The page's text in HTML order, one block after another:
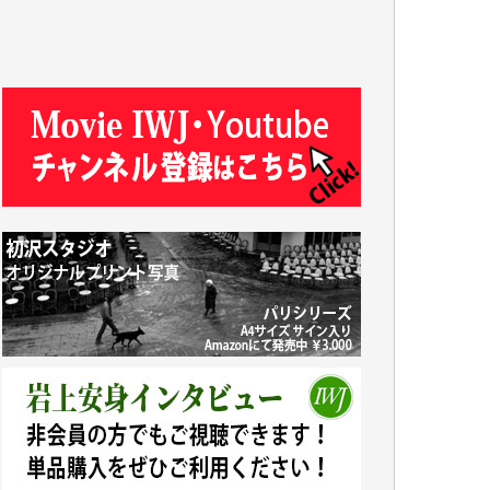
T.N. 様
Y.T. 様
T.K. 様
ASAKO TAKAESU 様
マシオン恵美香 様
平野智生 様
山本賢二 様
吉住俊昭 様
徳山匡 様
金 盛起 様
塩川 晃平 様
松本益美 様
井出 隆太 様
及川昭男 様
岩井祐子 様
藤田英之 様